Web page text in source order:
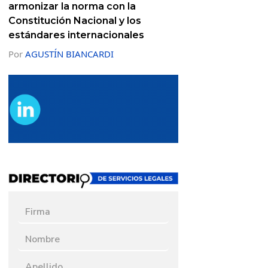
armonizar la norma con la
Constitución Nacional y los
estándares internacionales
Por AGUSTÍN BIANCARDI